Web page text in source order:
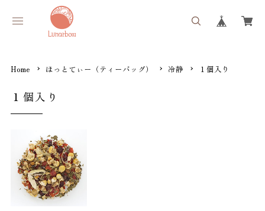
Home ほっとてぃー（ティーバッグ） 冷静 １個入り
１個入り